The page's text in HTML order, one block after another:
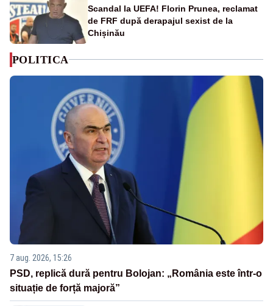
Scandal la UEFA! Florin Prunea, reclamat
de FRF după derapajul sexist de la
Chișinău
POLITICA
7 aug. 2026, 15:26
PSD, replică dură pentru Bolojan: „România este într-o
situație de forță majoră”